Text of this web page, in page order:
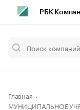
РБК
Главная